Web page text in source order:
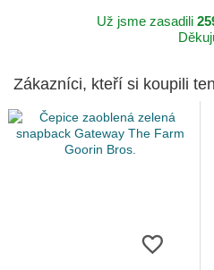
Už jsme zasadili
Zákazníci, kteří si koupili